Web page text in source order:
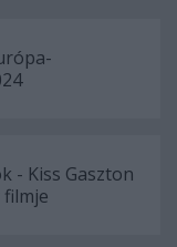
- Kiss Gaszton